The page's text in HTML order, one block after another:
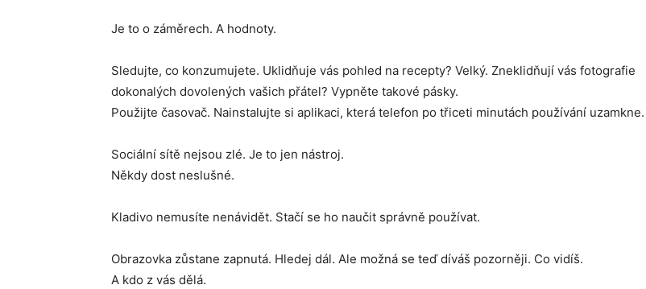
Je to o záměrech. A hodnoty.
Sledujte, co konzumujete. Uklidňuje vás pohled na recepty? Velký. Zneklidňují vás fotografie
dokonalých dovolených vašich přátel? Vypněte takové pásky.
Použijte časovač. Nainstalujte si aplikaci, která telefon po třiceti minutách používání uzamkne.
Sociální sítě nejsou zlé. Je to jen nástroj.
Někdy dost neslušné.
Kladivo nemusíte nenávidět. Stačí se ho naučit správně používat.
Obrazovka zůstane zapnutá. Hledej dál. Ale možná se teď díváš pozorněji. Co vidíš.
A kdo z vás dělá.